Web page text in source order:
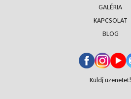
GALÉRIA
KAPCSOLAT
BLOG
Küldj üzenetet!